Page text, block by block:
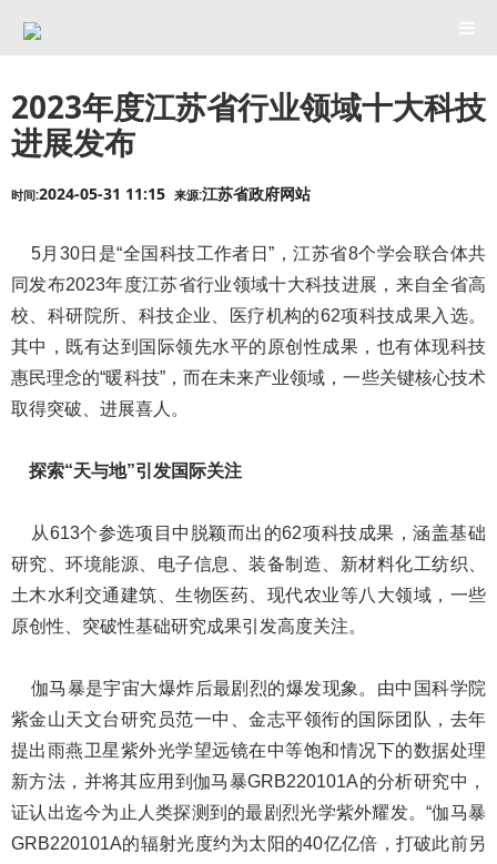
2023年度江苏省行业领域十大科技
进展发布
时间:2024-05-31 11:15 来源:江苏省政府网站
5月30日是“全国科技工作者日”，江苏省8个学会联合体共
同发布2023年度江苏省行业领域十大科技进展，来自全省高
校、科研院所、科技企业、医疗机构的62项科技成果入选。
其中，既有达到国际领先水平的原创性成果，也有体现科技
惠民理念的“暖科技”，而在未来产业领域，一些关键核心技术
取得突破、进展喜人。
探索“天与地”引发国际关注
从613个参选项目中脱颖而出的62项科技成果，涵盖基础
研究、环境能源、电子信息、装备制造、新材料化工纺织、
土木水利交通建筑、生物医药、现代农业等八大领域，一些
原创性、突破性基础研究成果引发高度关注。
伽马暴是宇宙大爆炸后最剧烈的爆发现象。由中国科学院
紫金山天文台研究员范一中、金志平领衔的国际团队，去年
提出雨燕卫星紫外光学望远镜在中等饱和情况下的数据处理
新方法，并将其应用到伽马暴GRB220101A的分析研究中，
证认出迄今为止人类探测到的最剧烈光学紫外耀发。“伽马暴
GRB220101A的辐射光度约为太阳的40亿亿倍，打破此前另